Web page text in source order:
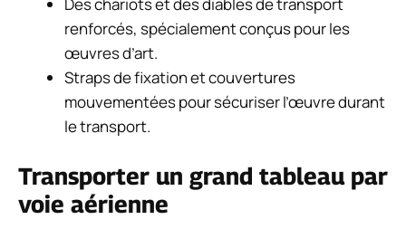
Des chariots et des diables de transport
renforcés, spécialement conçus pour les
œuvres d’art.
Straps de fixation et couvertures
mouvementées pour sécuriser l’œuvre durant
le transport.
Transporter un grand tableau par
voie aérienne